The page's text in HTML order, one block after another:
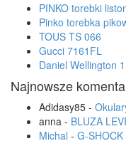
PINKO torebki
Pinko torebka
TOUS TS 066
Gucci 7161FL
Daniel Wellington
Najnowsze
Adidasy85 -
anna - BLUZA
Michal - G-